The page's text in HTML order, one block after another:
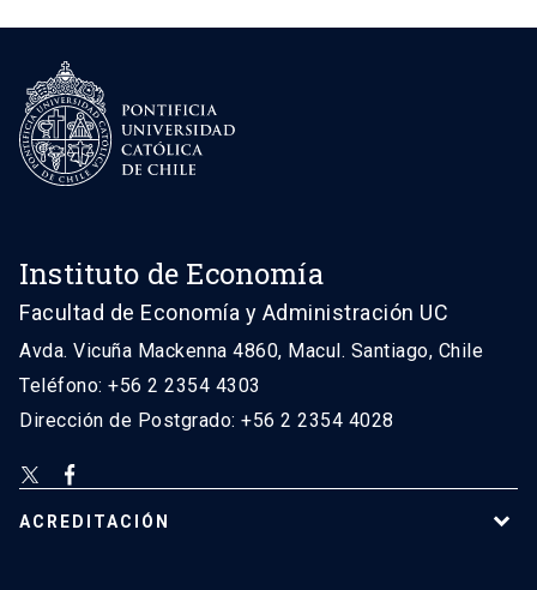
Instituto de Economía
Facultad de Economía y Administración UC
Avda. Vicuña Mackenna 4860, Macul. Santiago, Chile
Teléfono: +56 2 2354 4303
Dirección de Postgrado: +56 2 2354 4028
ACREDITACIÓN